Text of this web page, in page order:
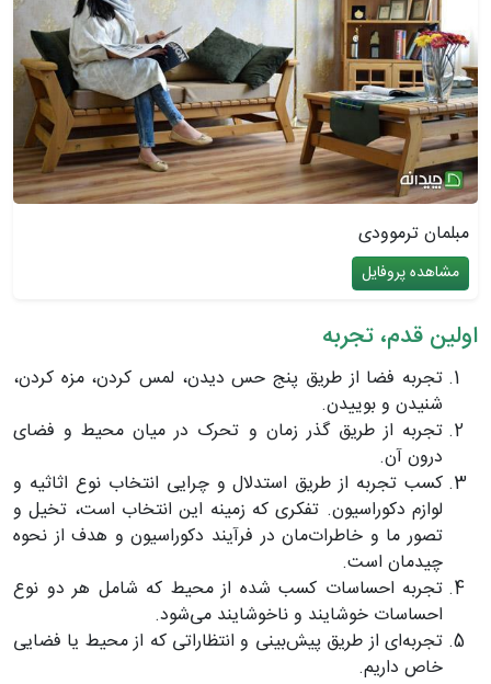
مبلمان ترموودی
مشاهده پروفایل
اولین قدم، تجربه
تجربه فضا از طریق پنج حس دیدن، لمس کردن، مزه کردن،
شنیدن و بوییدن.
تجربه از طریق گذر زمان و تحرک در میان محیط و فضای
درون آن.
کسب تجربه از طریق استدلال و چرایی انتخاب نوع اثاثیه و
لوازم دکوراسیون. تفکری که زمینه این انتخاب است، تخیل و
تصور ما و خاطرات‌مان در فرآیند دکوراسیون و هدف از نحوه
چیدمان است.
تجربه احساسات کسب شده از محیط که شامل هر دو نوع
احساسات خوشایند و ناخوشایند می‌شود.
تجربه‌ای از طریق پیش‌بینی و انتظاراتی که از محیط یا فضایی
خاص داریم.